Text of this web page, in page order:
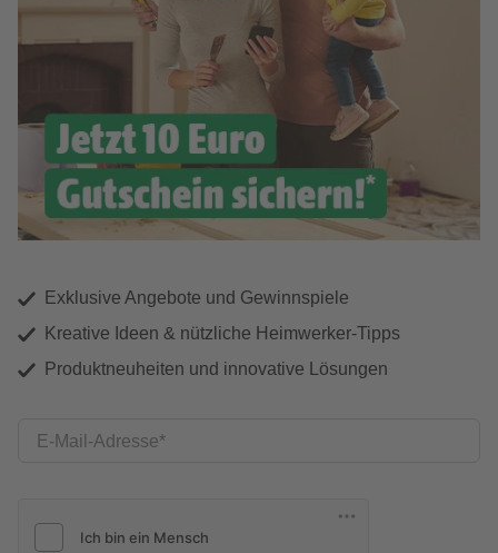
Exklusive Angebote und Gewinnspiele
Kreative Ideen & nützliche Heimwerker-Tipps
Produktneuheiten und innovative Lösungen
E-Mail-Adresse